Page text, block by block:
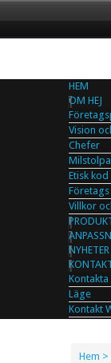
HEM
OM HEJ
Vision
Chefer
Etisk kod
Villkor
NYHETER
Kontakta
Läge
Kontakt
Hem >